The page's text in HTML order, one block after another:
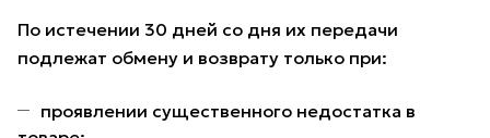
По истечении 30 дней со дня их передачи
подлежат обмену и возврату только при:
проявлении существенного недостатка в